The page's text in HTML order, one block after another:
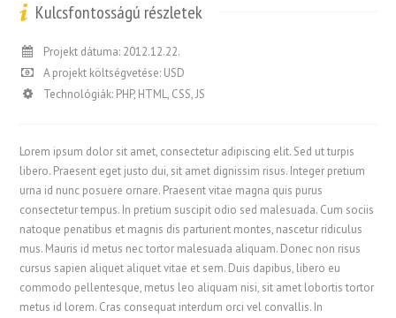
Kulcsfontosságú részletek
Projekt dátuma: 2012.12.22.
A projekt költségvetése: USD
Technológiák: PHP, HTML, CSS, JS
Lorem ipsum dolor sit amet, consectetur adipiscing elit. Sed ut turpis
libero. Praesent eget justo dui, sit amet dignissim risus. Integer pretium
urna id nunc posuere ornare. Praesent vitae magna quis purus
consectetur tempus. In pretium suscipit odio sed malesuada. Cum sociis
natoque penatibus et magnis dis parturient montes, nascetur ridiculus
mus. Mauris id metus nec tortor malesuada aliquam. Donec non risus
cursus sapien aliquet aliquet vitae et sem. Duis dapibus, libero eu
commodo pellentesque, metus leo aliquam nisi, sit amet lobortis tortor
metus id lorem. Cras consequat interdum orci vel convallis. In